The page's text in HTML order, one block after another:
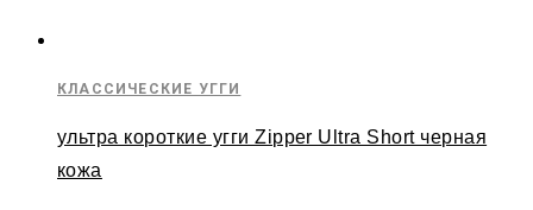
КЛАССИЧЕСКИЕ УГГИ
ультра короткие угги Zipper Ultra Short черная
кожа